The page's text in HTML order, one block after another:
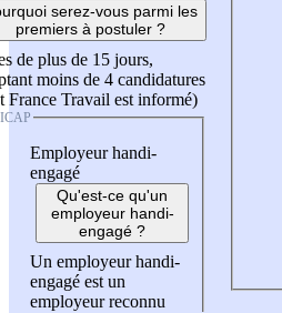
serez-vous parmi les
premiers à postuler ?
de plus de 15 jours,
moins de 4 candidatures
France Travail est informé)
Employeur handi-
engagé
Qu'est-ce qu'un
employeur handi-
engagé ?
Un employeur handi-
engagé est un
employeur reconnu